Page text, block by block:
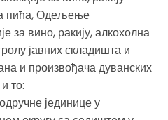
пића, Одељење
за вино, ракију, алкохолна
јавних складишта и
и произвођача дуванских
то:
јединице у